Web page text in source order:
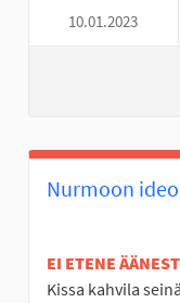
10.01.2023
Nurmoon
EI ETENE
Kissa kahvila